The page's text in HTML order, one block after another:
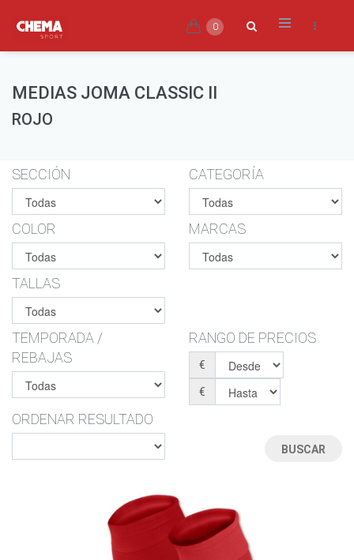
0
MEDIAS JOMA CLASSIC II
ROJO
SECCIÓN CATEGORÍA
COLOR MARCAS
TALLAS
TEMPORADA /
REBAJAS
RANGO DE PRECIOS
€
€
ORDENAR RESULTADO